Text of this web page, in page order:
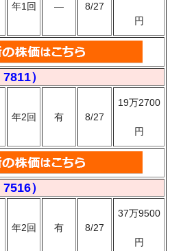
年1回 ― 8/27
円
）
年2回 有 8/27
19万2700
円
）
年2回 有 8/27
37万9500
円